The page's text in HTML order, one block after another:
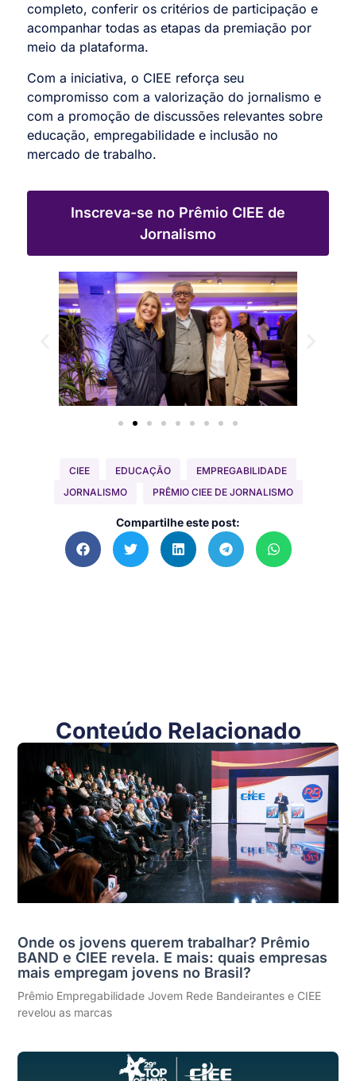
completo, conferir os critérios de participação e
acompanhar todas as etapas da premiação por
meio da plataforma.
Com a iniciativa, o CIEE reforça seu
compromisso com a valorização do jornalismo e
com a promoção de discussões relevantes sobre
educação, empregabilidade e inclusão no
mercado de trabalho.
Inscreva-se no Prêmio CIEE de
Jornalismo
CIEE EDUCAÇÃO
EMPREGABILIDADE
JORNALISMO
PRÊMIO CIEE DE JORNALISMO
Compartilhe este post:
Conteúdo Relacionado
Onde os jovens querem trabalhar? Prêmio
BAND e CIEE revela. E mais: quais empresas
mais empregam jovens no Brasil?
Prêmio Empregabilidade Jovem Rede Bandeirantes e CIEE
revelou as marcas